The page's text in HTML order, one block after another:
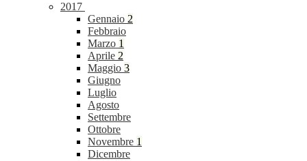
2017
Gennaio 2
Febbraio
Marzo 1
Aprile 2
Maggio 3
Giugno
Luglio
Agosto
Settembre
Ottobre
Novembre 1
Dicembre